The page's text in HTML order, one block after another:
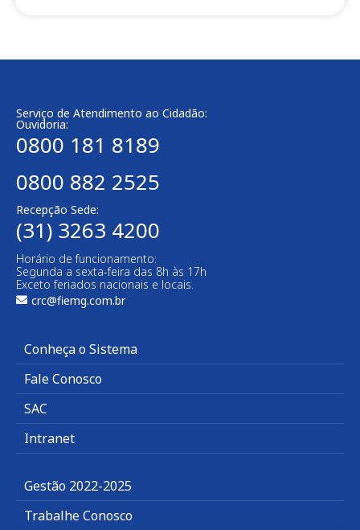
Serviço de Atendimento ao Cidadão:
Ouvidoria:
0800 181 8189
0800 882 2525
Recepção Sede:
(31) 3263 4200
Horário de funcionamento:
Segunda a sexta-feira das 8h às 17h
Exceto feriados nacionais e locais.
crc@fiemg.com.br
Conheça o Sistema
Fale Conosco
SAC
Intranet
Gestão 2022-2025
Trabalhe Conosco